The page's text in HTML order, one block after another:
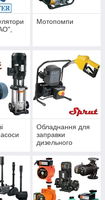
Мотопомпи
Обладнання для
заправки
дизельного